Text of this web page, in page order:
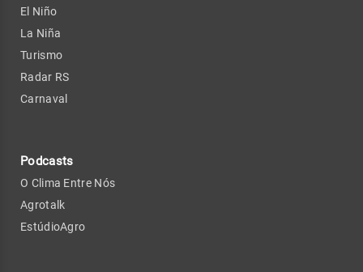
El Niño
La Niña
Turismo
Radar RS
Carnaval
Podcasts
O Clima Entre Nós
Agrotalk
EstúdioAgro